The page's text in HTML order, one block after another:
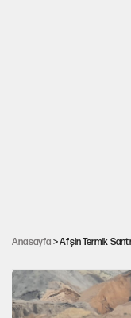
Anasayfa > Afşin Termik
havanın